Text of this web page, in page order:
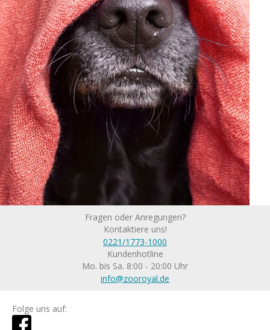
Fragen oder Anregungen?
Kontaktiere uns!
0221/1773-1000
Kundenhotline
Mo. bis Sa. 8:00 - 20:00 Uhr
info@zooroyal.de
Folge uns auf: